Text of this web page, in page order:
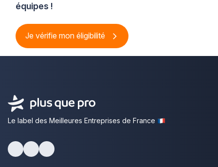
équipes !
Je vérifie mon éligibilité
Le label des Meilleures Entreprises de France